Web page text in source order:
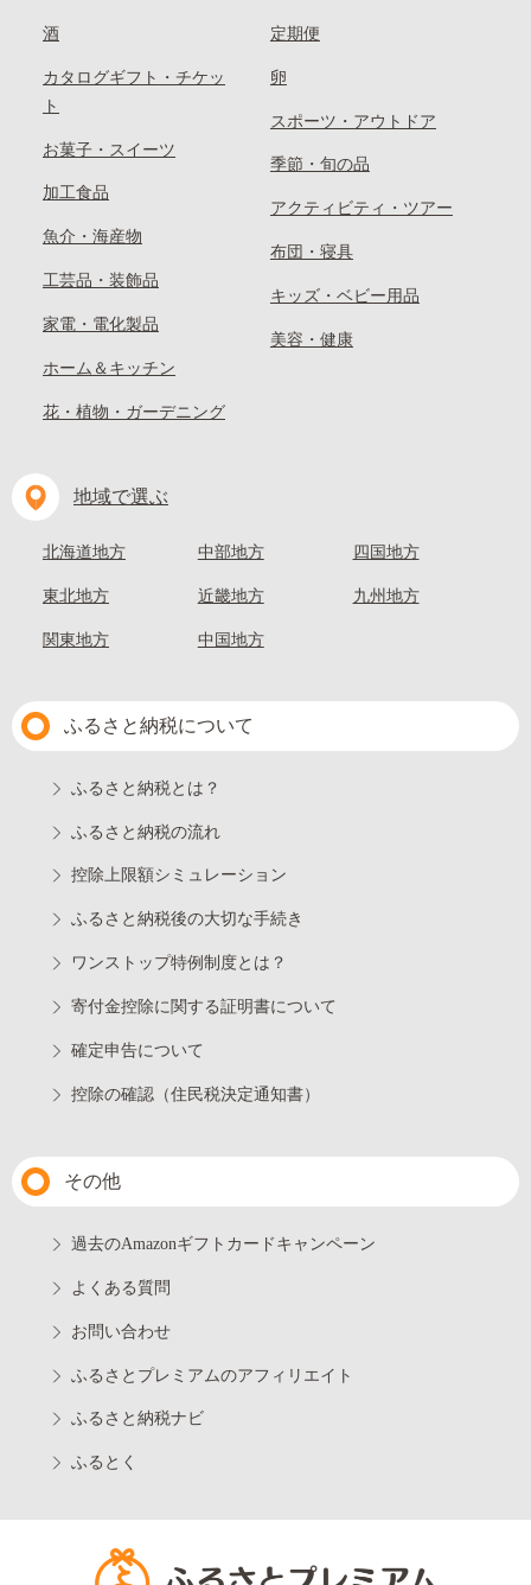
酒
カタログギフト・チケッ
ト
お菓子・スイーツ
加工食品
魚介・海産物
工芸品・装飾品
家電・電化製品
ホーム＆キッチン
花・植物・ガーデニング
定期便
卵
スポーツ・アウトドア
季節・旬の品
アクティビティ・ツアー
布団・寝具
キッズ・ベビー用品
美容・健康
地域で選ぶ
北海道地方
東北地方
関東地方
中部地方
近畿地方
中国地方
四国地方
九州地方
ふるさと納税について
ふるさと納税とは？
ふるさと納税の流れ
控除上限額シミュレーション
ふるさと納税後の大切な手続き
ワンストップ特例制度とは？
寄付金控除に関する証明書について
確定申告について
控除の確認（住民税決定通知書）
その他
過去のAmazonギフトカードキャンペーン
よくある質問
お問い合わせ
ふるさとプレミアムのアフィリエイト
ふるさと納税ナビ
ふるとく